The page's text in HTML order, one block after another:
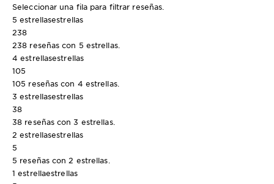
Seleccionar una fila para filtrar reseñas.
5 estrellasestrellas
238
238 reseñas con 5 estrellas.
4 estrellasestrellas
105
105 reseñas con 4 estrellas.
3 estrellasestrellas
38
38 reseñas con 3 estrellas.
2 estrellasestrellas
5
5 reseñas con 2 estrellas.
1 estrellaestrellas